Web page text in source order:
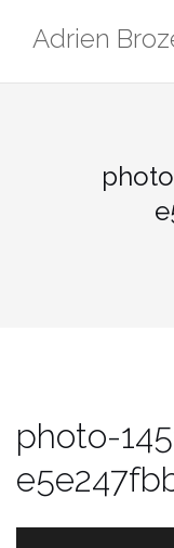
Adrien
photo-